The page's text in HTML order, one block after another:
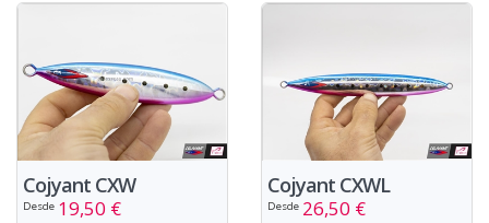
Cojyant CXW
Desde 19,50 €
Cojyant CXWL
Desde 26,50 €